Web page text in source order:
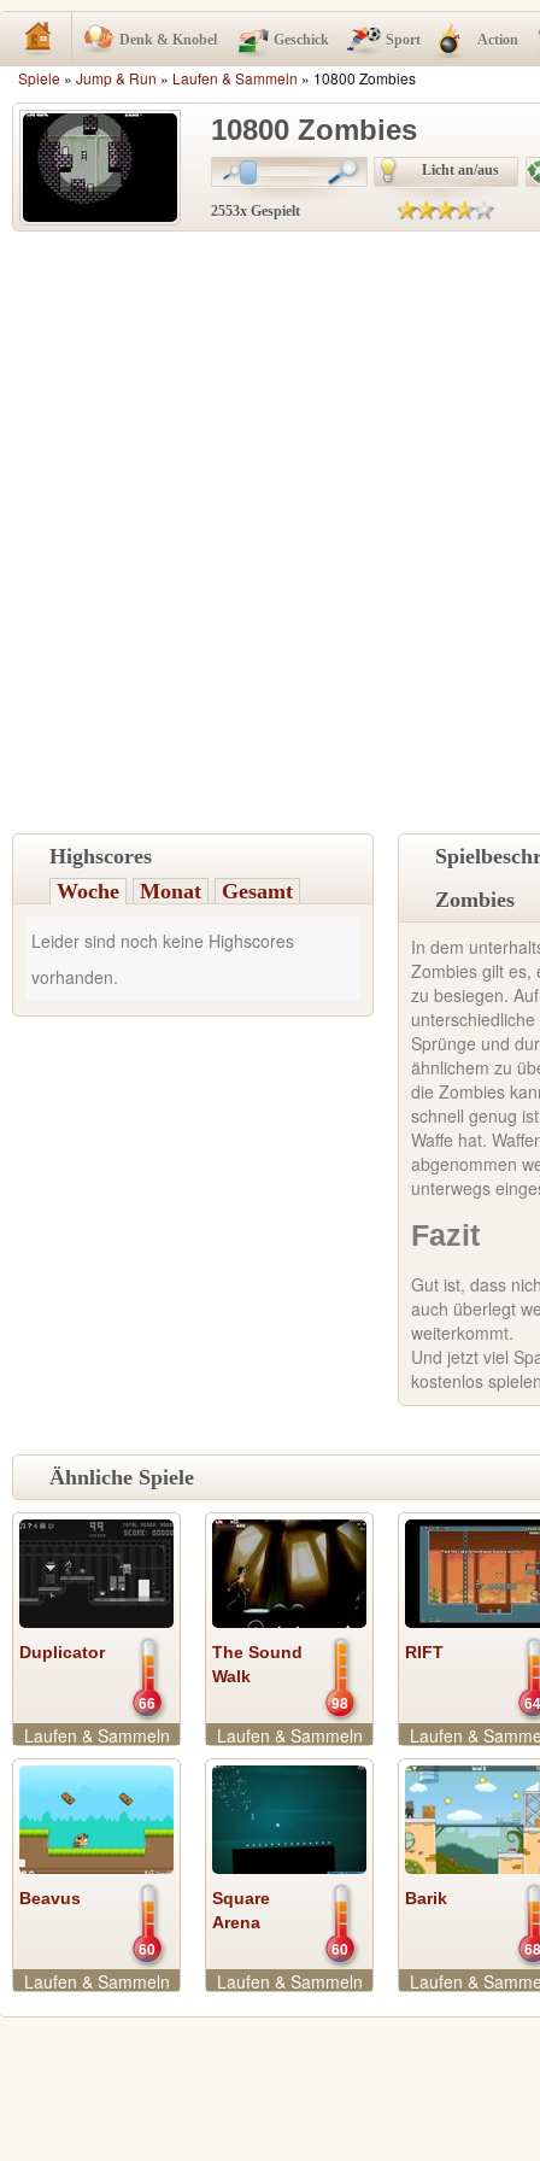
Denk & Knobel Geschick Sport Action
Spiele » Jump & Run » Laufen & Sammeln » 10800 Zombies
10800 Zombies
Licht an/aus
2553x Gespielt
Highscores
Woche
Monat Gesamt
Leider sind noch keine Highscores
vorhanden.
Zombies
In dem
Zombies gilt es,
zu besiegen.
Sprünge und
ähnlichem zu
die Zombies
schnell genug
Waffe hat.
abgenommen
unterwegs
Fazit
Gut ist, dass
auch überlegt
weiterkommt.
Und jetzt viel
kostenlos
Ähnliche Spiele
Duplicator
66
Laufen & Sammeln
The Sound
Walk
98
Laufen & Sammeln
RIFT
64
Laufen &
Beavus
60
Laufen & Sammeln
Square
Arena
60
Laufen & Sammeln
Barik
68
Laufen &